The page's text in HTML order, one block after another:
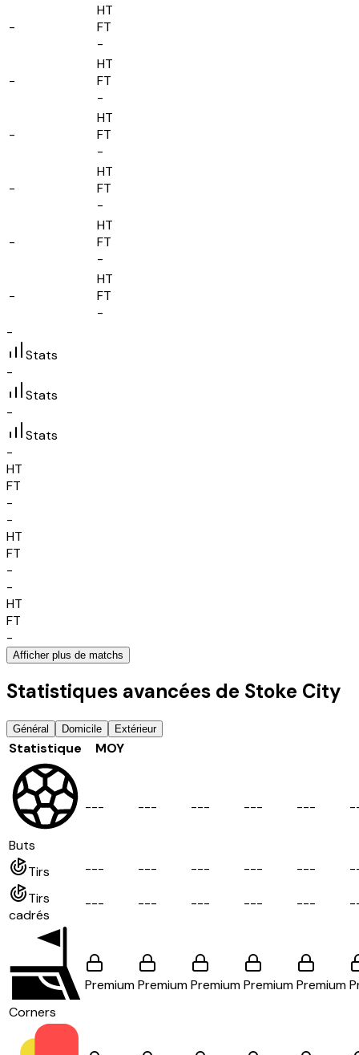
-
HT
FT
-
-
HT
FT
-
-
HT
FT
-
-
HT
FT
-
-
HT
FT
-
-
HT
FT
-
-
Stats
-
Stats
-
Stats
-
HT
FT
-
-
HT
FT
-
-
HT
FT
-
Afficher plus de matchs
Statistiques avancées de Stoke City
Général Domicile Extérieur
Statistique MOY
Buts
--- --- --- --- --- -
Tirs --- --- --- --- --- -
Tirs
cadrés
--- --- --- --- --- -
Corners
PremiumPremiumPremiumPremiumPremium